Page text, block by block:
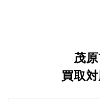
茂
買取